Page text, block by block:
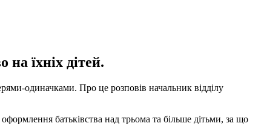
їхніх дітей.
одиначками. Про це розповів начальник відділу
батьківства над трьома та більше дітьми, за що